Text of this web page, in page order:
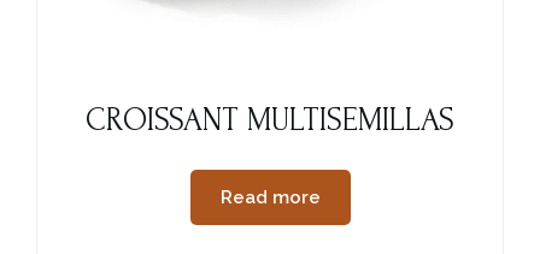
CROISSANT MULTISEMILLAS
Read more